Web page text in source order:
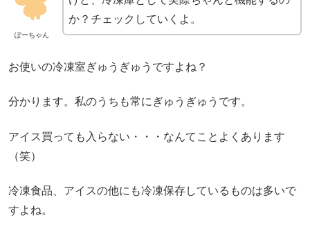
ぽーちゃん
か？チェックしていくよ。
お使いの冷凍室ぎゅうぎゅうですよね？
分かります。私のうちも常にぎゅうぎゅうです。
アイス買っても入らない・・・なんてことよくあります
（笑）
冷凍食品、アイスの他にも冷凍保存しているものは多いで
すよね。